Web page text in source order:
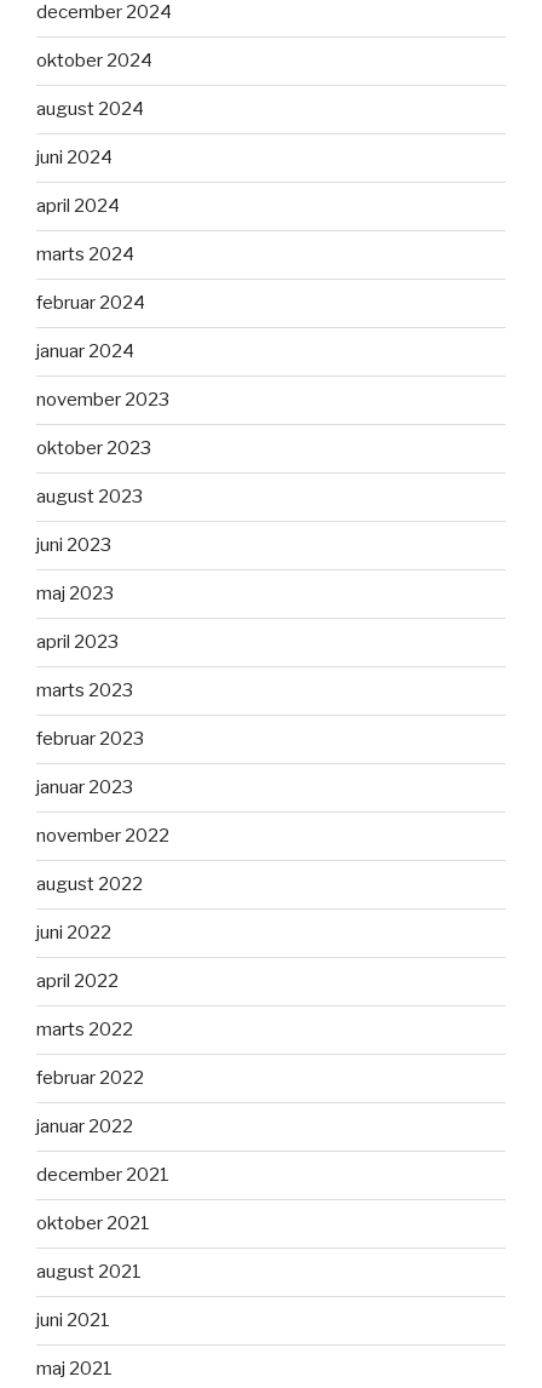
december 2024
oktober 2024
august 2024
juni 2024
april 2024
marts 2024
februar 2024
januar 2024
november 2023
oktober 2023
august 2023
juni 2023
maj 2023
april 2023
marts 2023
februar 2023
januar 2023
november 2022
august 2022
juni 2022
april 2022
marts 2022
februar 2022
januar 2022
december 2021
oktober 2021
august 2021
juni 2021
maj 2021